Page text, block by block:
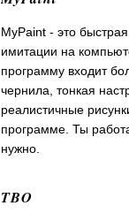
MyPaint - это
имитации на
программу входит
чернила, тонкая
реалистичные
программе. Ты
нужно.
TBO